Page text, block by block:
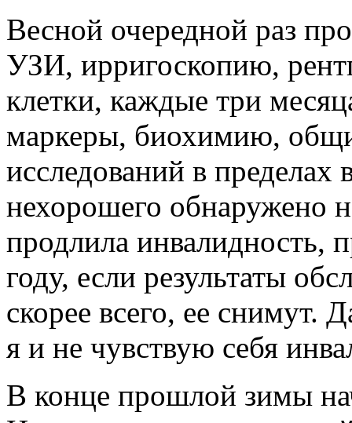
Весной очередной раз
УЗИ, ирригоскопию,
клетки, каждые три
маркеры, биохимию,
исследований в пределах
нехорошего обнаружено
продлила инвалидность,
году, если результаты
скорее всего, ее снимут.
я и не чувствую себя
В конце прошлой зимы